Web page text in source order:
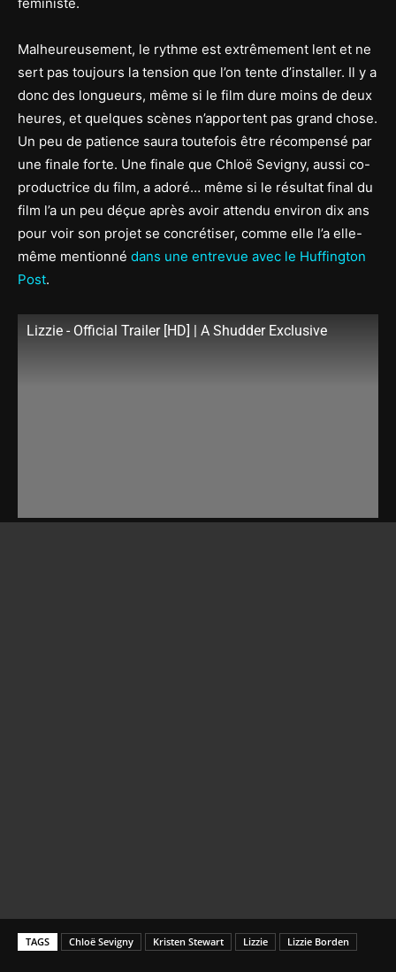
Malheureusement, le rythme est extrêmement lent et ne
sert pas toujours la tension que l’on tente d’installer. Il y a
donc des longueurs, même si le film dure moins de deux
heures, et quelques scènes n’apportent pas grand chose.
Un peu de patience saura toutefois être récompensé par
une finale forte. Une finale que Chloë Sevigny, aussi co-
productrice du film, a adoré… même si le résultat final du
film l’a un peu déçue après avoir attendu environ dix ans
pour voir son projet se concrétiser, comme elle l’a elle-
même mentionné dans une entrevue avec le Huffington
Post.
Lizzie - Official Trailer [HD] | A Shudder Exclusive
TAGS Chloë Sevigny Kristen Stewart Lizzie Lizzie Borden